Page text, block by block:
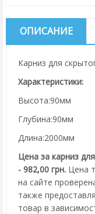
ОПИСАНИЕ
Карниз для
Характеристики:
Высота:90мм
Глубина:90мм
Длина:2000мм
Цена за карниз
- 982,00 грн. Цена
на сайте
также
товар в